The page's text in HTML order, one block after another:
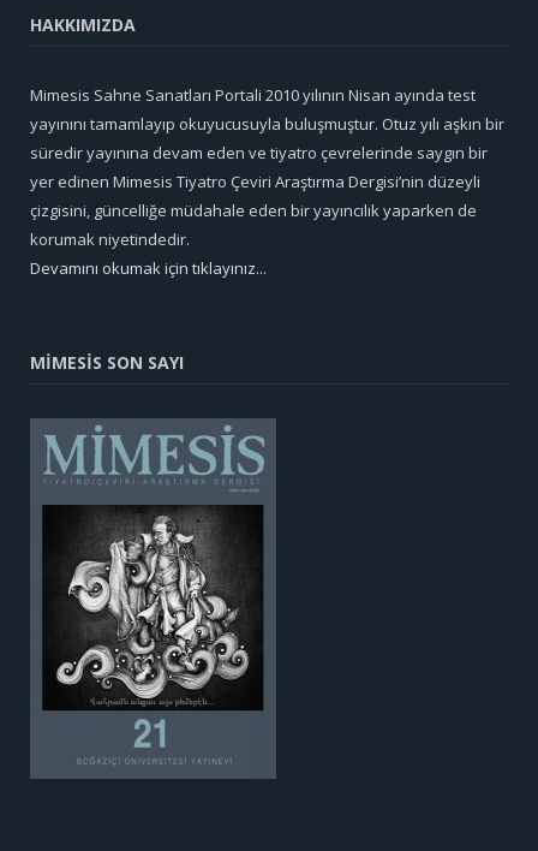
HAKKIMIZDA
Mimesis Sahne Sanatları Portali 2010 yılının Nisan ayında test
yayınını tamamlayıp okuyucusuyla buluşmuştur. Otuz yılı aşkın bir
süredir yayınına devam eden ve tiyatro çevrelerinde saygın bir
yer edinen Mimesis Tiyatro Çeviri Araştırma Dergisi’nin düzeyli
çizgisini, güncelliğe müdahale eden bir yayıncılık yaparken de
korumak niyetindedir.
Devamını okumak için tıklayınız...
MİMESİS SON SAYI